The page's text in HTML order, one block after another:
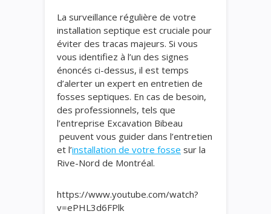
La surveillance régulière de votre
installation septique est cruciale pour
éviter des tracas majeurs. Si vous
vous identifiez à l’un des signes
énoncés ci-dessus, il est temps
d’alerter un expert en entretien de
fosses septiques. En cas de besoin,
des professionnels, tels que
l’entreprise Excavation Bibeau
peuvent vous guider dans l’entretien
et l’installation de votre fosse sur la
Rive-Nord de Montréal.
https://www.youtube.com/watch?
v=ePHL3d6FPlk